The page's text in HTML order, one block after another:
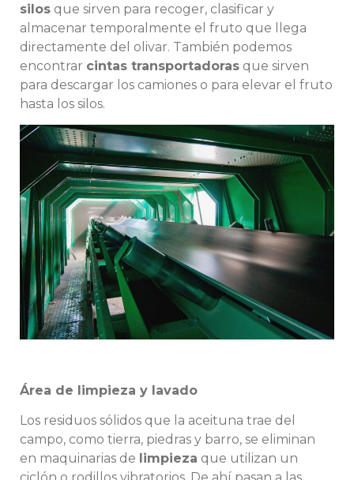
silos que sirven para recoger, clasificar y
almacenar temporalmente el fruto que llega
directamente del olivar. También podemos
encontrar cintas transportadoras que sirven
para descargar los camiones o para elevar el fruto
hasta los silos.
Área de limpieza y lavado
Los residuos sólidos que la aceituna trae del
campo, como tierra, piedras y barro, se eliminan
en maquinarias de limpieza que utilizan un